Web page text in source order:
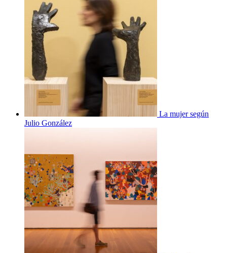
La mujer según
Julio González